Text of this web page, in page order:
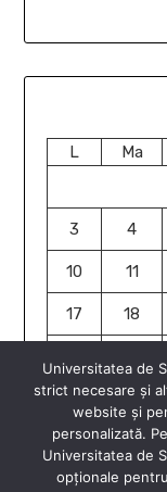
L Ma
3 4
10 11
17 18
31
Universitatea de
strict necesare și
website și
personalizată.
Universitatea de
opționale